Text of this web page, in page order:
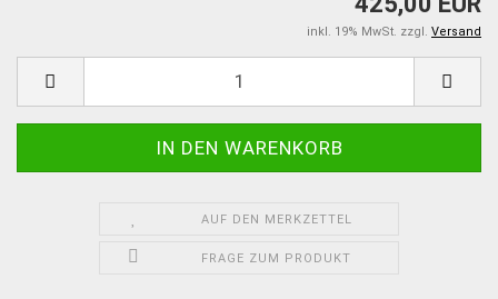
inkl. 19% MwSt. zzgl. Versand
AUF DEN MERKZETTEL
FRAGE ZUM PRODUKT